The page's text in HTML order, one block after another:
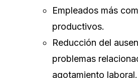
Empleados más
productivos.
Reducción del
problemas
agotamiento laboral.